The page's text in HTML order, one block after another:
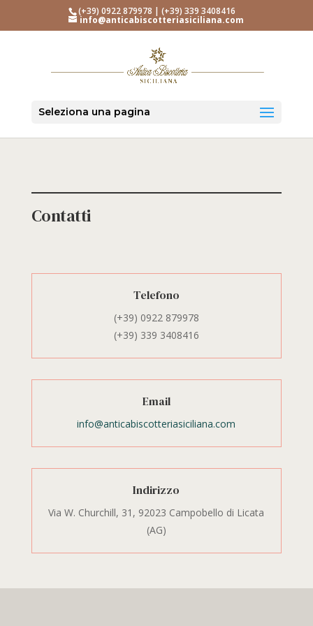
(+39) 0922 879978 | (+39) 339 3408416
info@anticabiscotteriasiciliana.com
Seleziona una pagina
Contatti
Telefono
(+39) 0922 879978
(+39) 339 3408416
Email
info@anticabiscotteriasiciliana.com
Indirizzo
Via W. Churchill, 31, 92023 Campobello di Licata
(AG)